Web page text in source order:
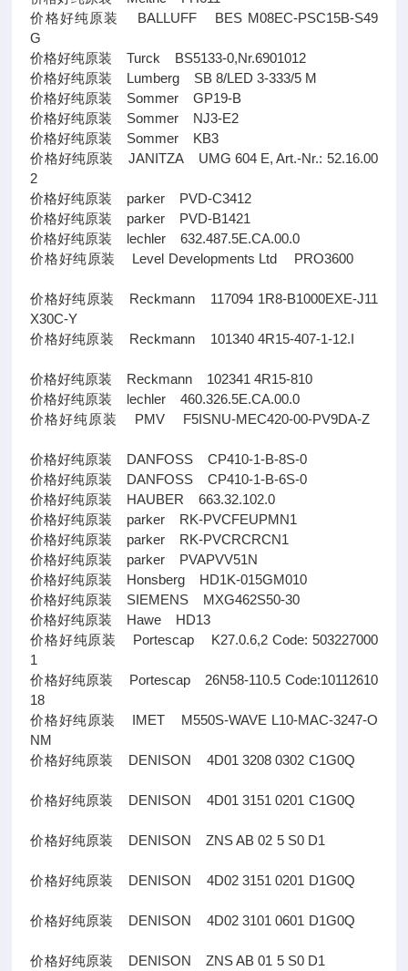
价格好纯原装 BALLUFF BES M08EC-PSC15B-S49
G
价格好纯原装 Turck BS5133-0,Nr.6901012
价格好纯原装 Lumberg SB 8/LED 3-333/5 M
价格好纯原装 Sommer GP19-B
价格好纯原装 Sommer NJ3-E2
价格好纯原装 Sommer KB3
价格好纯原装 JANITZA UMG 604 E, Art.-Nr.: 52.16.00
2
价格好纯原装 parker PVD-C3412
价格好纯原装 parker PVD-B1421
价格好纯原装 lechler 632.487.5E.CA.00.0
价格好纯原装 Level Developments Ltd PRO3600
价格好纯原装 Reckmann 117094 1R8-B1000EXE-J11
X30C-Y
价格好纯原装 Reckmann 101340 4R15-407-1-12.I
价格好纯原装 Reckmann 102341 4R15-810
价格好纯原装 lechler 460.326.5E.CA.00.0
价格好纯原装 PMV F5ISNU-MEC420-00-PV9DA-Z
价格好纯原装 DANFOSS CP410-1-B-8S-0
价格好纯原装 DANFOSS CP410-1-B-6S-0
价格好纯原装 HAUBER 663.32.102.0
价格好纯原装 parker RK-PVCFEUPMN1
价格好纯原装 parker RK-PVCRCRCN1
价格好纯原装 parker PVAPVV51N
价格好纯原装 Honsberg HD1K-015GM010
价格好纯原装 SIEMENS MXG462S50-30
价格好纯原装 Hawe HD13
价格好纯原装 Portescap K27.0.6,2 Code: 503227000
1
价格好纯原装 Portescap 26N58-110.5 Code:10112610
18
价格好纯原装 IMET M550S-WAVE L10-MAC-3247-O
NM
价格好纯原装 DENISON 4D01 3208 0302 C1G0Q
价格好纯原装 DENISON 4D01 3151 0201 C1G0Q
价格好纯原装 DENISON ZNS AB 02 5 S0 D1
价格好纯原装 DENISON 4D02 3151 0201 D1G0Q
价格好纯原装 DENISON 4D02 3101 0601 D1G0Q
价格好纯原装 DENISON ZNS AB 01 5 S0 D1